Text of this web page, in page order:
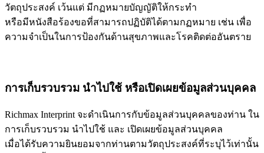
วัตถุประสงค์ เว้นแต่ มีกฏหมายบัญญัติให้กระทำ
หรือมีหนังสือร้องขอที่สามารถปฏิบัติได้ตามกฏหมาย เช่น เพื่อ
ความจำเป็นในการป้องกันด้านสุขภาพและโรคติดต่ออันตราย
การเก็บรวบรวม นำไปใช้ หรือเปิดเผยข้อมูลส่วนบุคคล
Richmax Interprint จะดำเนินการกับข้อมูลส่วนบุคคลของท่าน ใน
การเก็บรวบรวม นำไปใช้ และ เปิดเผยข้อมูลส่วนบุคคล
เมื่อได้รับความยินยอมจากท่านตามวัตถุประสงค์ที่ระบุไว้เท่านั้น